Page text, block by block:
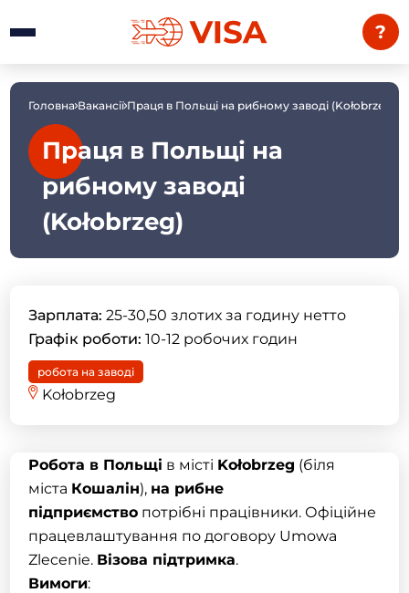
?
Головна Вакансії Праця в Польщі на рибному заводі (Kołobrzeg)
Праця в Польщі на
рибному заводі
(Kołobrzeg)
Зарплата: 25-30,50 злотих за годину нетто
Графік роботи: 10-12 робочих годин
робота на заводі
Kołobrzeg
Робота в Польщі в місті Kołobrzeg (біля
міста Кошалін), на рибне
підприємство потрібні працівники. Офіційне
працевлаштування по договору Umowa
Zlecenie. Візова підтримка.
Вимоги: